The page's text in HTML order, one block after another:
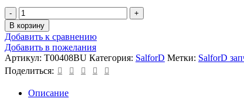
В корзину
Добавить к сравнению
Добавить в пожелания
Артикул: T00408BU Категория: SalforD Метки: SalforD
Поделиться:
Описание